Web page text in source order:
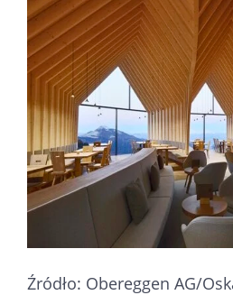
Źródło: Obereggen AG/